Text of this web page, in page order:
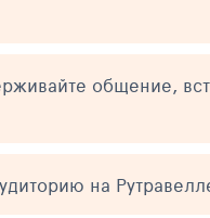
общение,
на